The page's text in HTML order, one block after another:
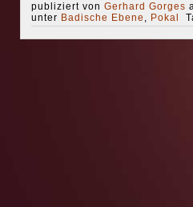
publiziert von Gerhard Gorges
unter Badische Ebene , Pokal